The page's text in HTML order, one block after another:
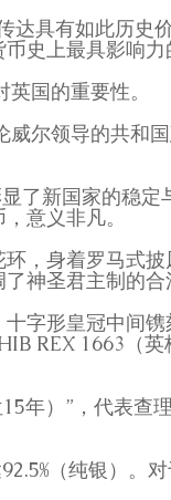
具有如此历史
史上最具影响力
国的重要性。
尔领导的共和
了新国家的稳
意义非凡。
，身着罗马式
神圣君主制的
字形皇冠中间
REX 1663（
年）”，代表查
（纯银）。